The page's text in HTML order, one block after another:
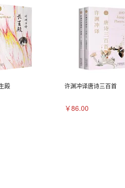
殿 许渊冲译唐诗三百首
￥86.00